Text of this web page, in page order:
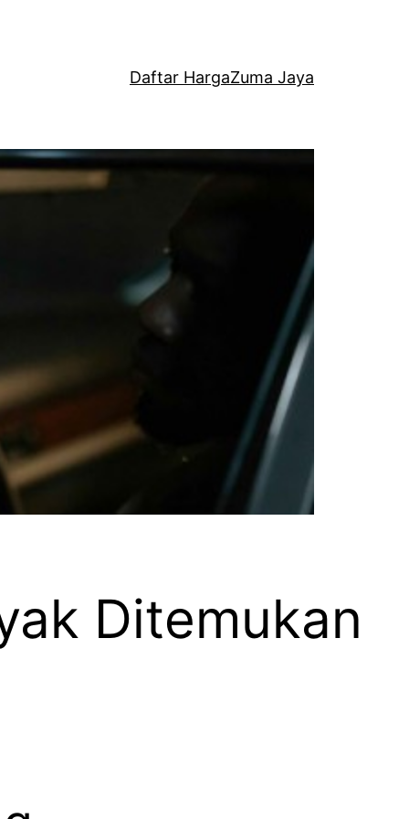
Daftar HargaZuma Jaya
Ditemukan